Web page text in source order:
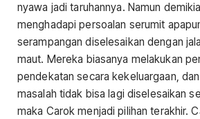
nyawa jadi taruhannya. Namun
menghadapi persoalan serumit
serampangan diselesaikan dengan
maut. Mereka biasanya melakukan
pendekatan secara kekeluargaan,
masalah tidak bisa lagi diselesaikan
maka Carok menjadi pilihan terakhir.